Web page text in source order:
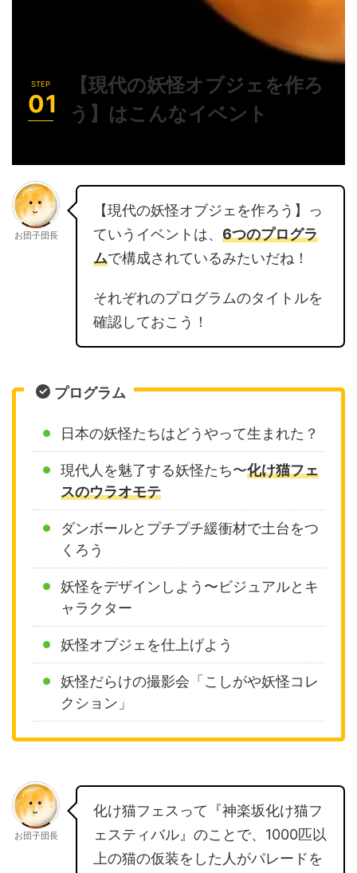
【現代の妖怪オブジェを作ろ
う】はこんなイベント
お団子団長
【現代の妖怪オブジェを作ろう】っ
ていうイベントは、 6つのプログラ
ムで構成されているみたいだね！
それぞれのプログラムのタイトルを
確認しておこう！
プログラム
日本の妖怪たちはどうやって生まれた？
現代人を魅了する妖怪たち〜化け猫フェ
スのウラオモテ
ダンボールとプチプチ緩衝材で土台をつ
くろう
妖怪をデザインしよう〜ビジュアルとキ
ャラクター
妖怪オブジェを仕上げよう
妖怪だらけの撮影会「こしがや妖怪コレ
クション」
お団子団長
化け猫フェスって『神楽坂化け猫フ
ェスティバル』のことで、1000匹以
上の猫の仮装をした人がパレードを